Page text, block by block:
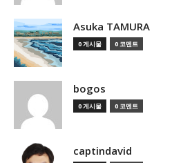
Asuka TAMURA
0 게시물 0 코멘트
bogos
0 게시물 0 코멘트
captindavid